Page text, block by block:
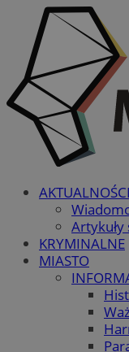
AKTUALNOŚCI
KRYMINALNE
MIASTO